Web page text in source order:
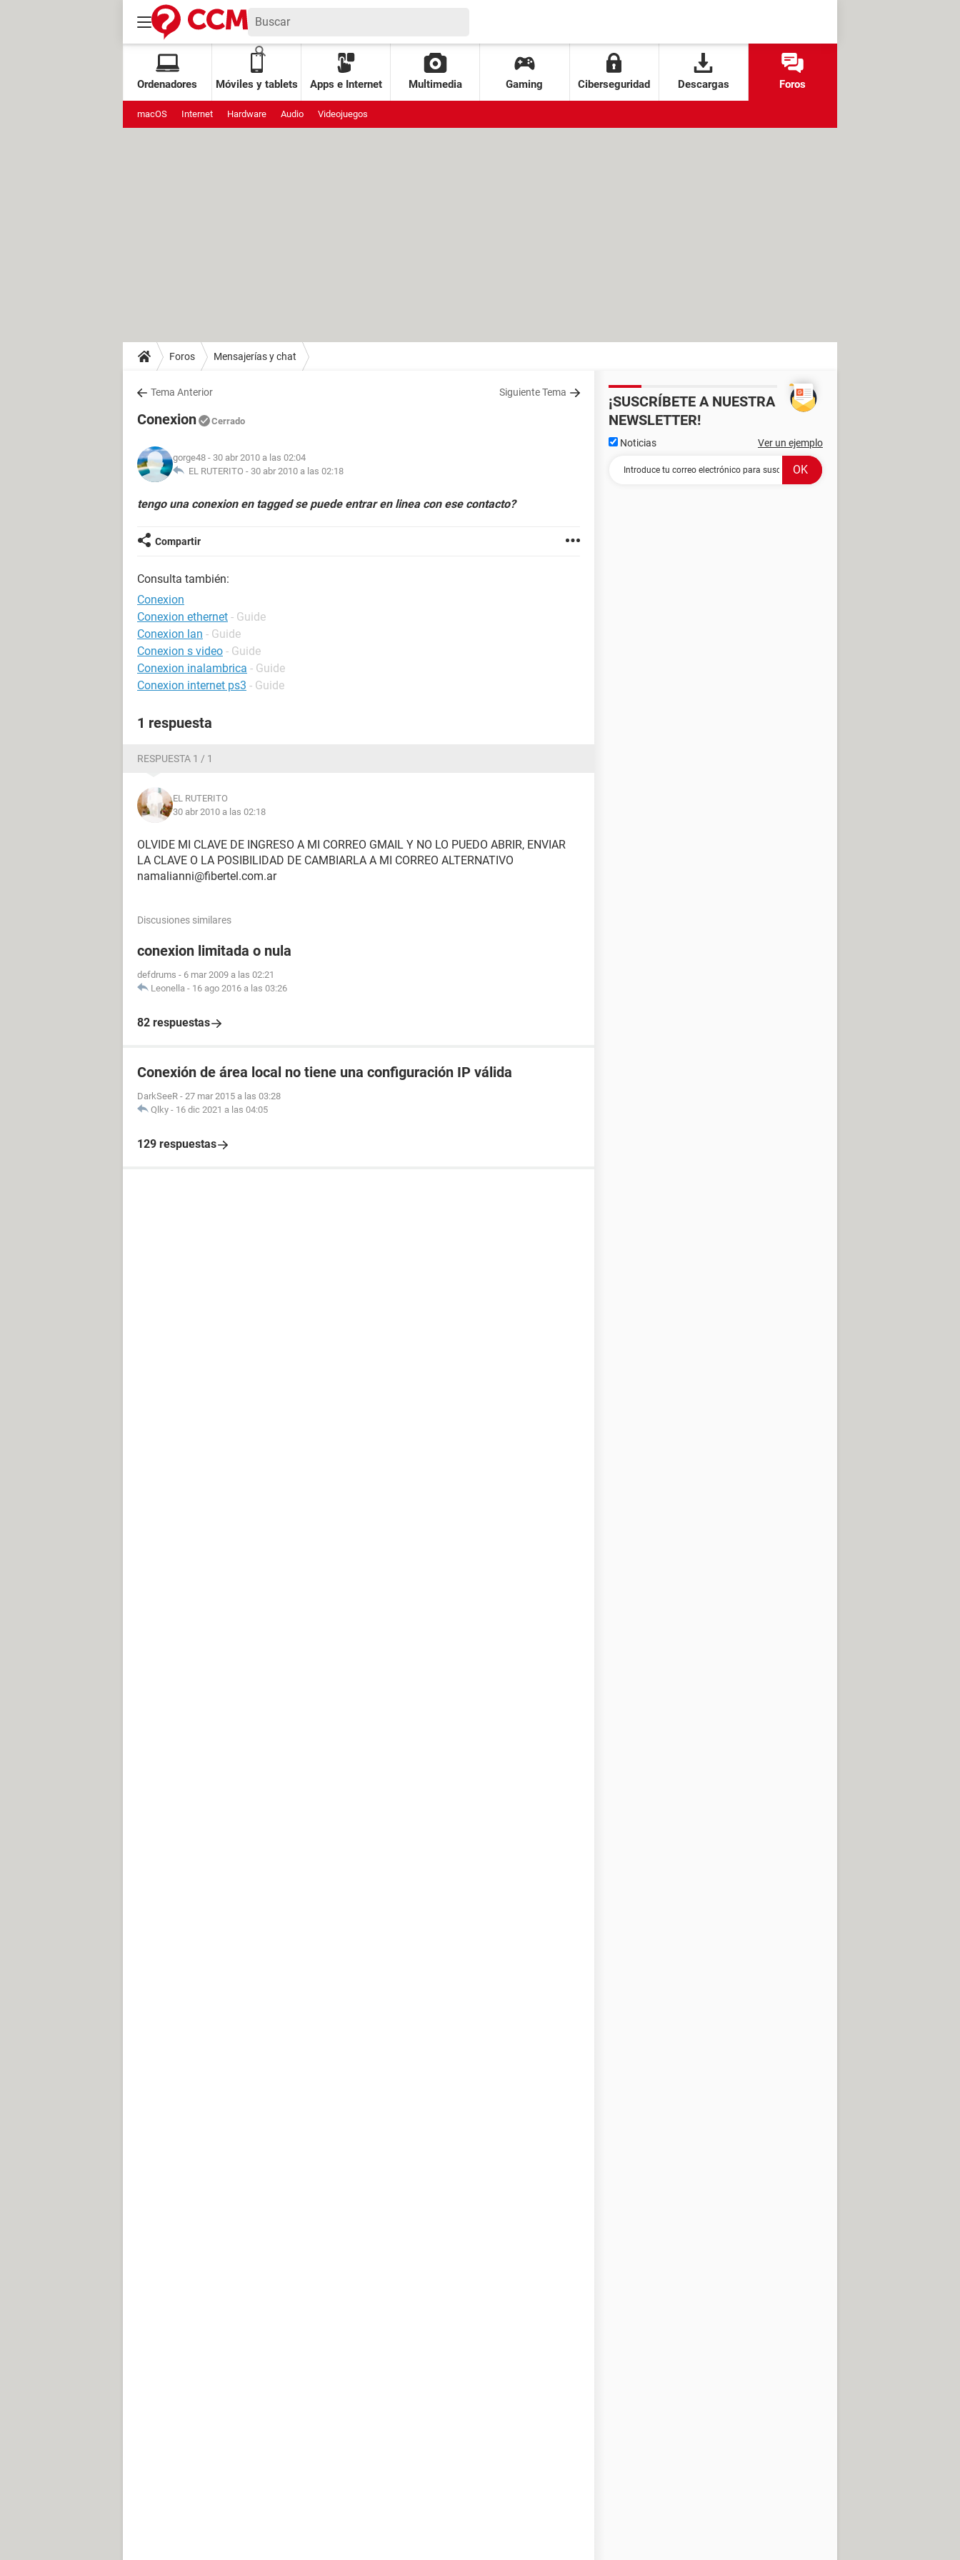
Ordenadores Móviles y tablets Apps e Internet Multimedia Gaming Ciberseguridad Descargas Foros
macOS Internet Hardware Audio Videojuegos
Foros Mensajerías y chat
Tema Anterior Siguiente Tema
Conexion Cerrado
gorge48 - 30 abr 2010 a las 02:04
EL RUTERITO - 30 abr 2010 a las 02:18
tengo una conexion en tagged se puede entrar en linea con ese contacto?
Compartir
Consulta también:
Conexion
Conexion ethernet - Guide
Conexion lan - Guide
Conexion s video - Guide
Conexion inalambrica - Guide
Conexion internet ps3 - Guide
1 respuesta
RESPUESTA 1 / 1
EL RUTERITO
30 abr 2010 a las 02:18
OLVIDE MI CLAVE DE INGRESO A MI CORREO GMAIL Y NO LO PUEDO ABRIR, ENVIAR
LA CLAVE O LA POSIBILIDAD DE CAMBIARLA A MI CORREO ALTERNATIVO
namalianni@fibertel.com.ar
Discusiones similares
conexion limitada o nula
defdrums - 6 mar 2009 a las 02:21
Leonella - 16 ago 2016 a las 03:26
82 respuestas
Conexión de área local no tiene una configuración IP válida
DarkSeeR - 27 mar 2015 a las 03:28
Qlky - 16 dic 2021 a las 04:05
129 respuestas
¡SUSCRÍBETE A NUESTRA
NEWSLETTER!
Noticias Ver un ejemplo